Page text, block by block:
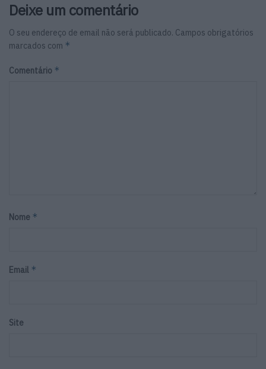
Deixe um comentário
O seu endereço de email não será publicado. Campos obrigatórios
marcados com *
Comentário *
Nome *
Email *
Site